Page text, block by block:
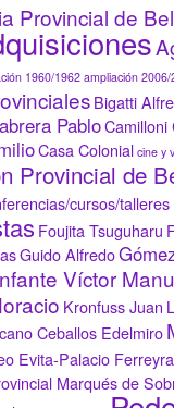
Provincial de
1960/1962ampliación 2006/
Bigatti
PabloCamilloni
Casa Colonial cine y
Provincial de
cursos/talleres
Foujita Tsuguharu
Guido Alfredo
Víctor
Kronfuss Juan
Ceballos Edelmiro
Evita-Palacio Ferreyra
Marqués de